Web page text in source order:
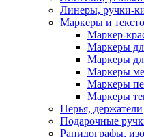
Линеры, ручки-
Маркеры и
Маркер-
Маркеры
Маркеры
Маркеры
Маркеры
Маркеры
Перья, держатели
Подарочные
Рапидографы,